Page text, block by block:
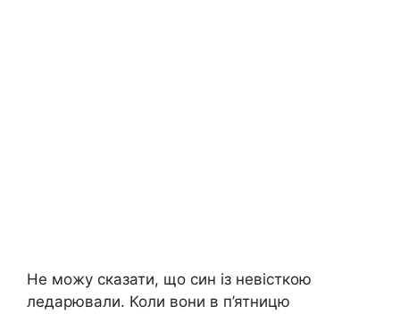
Не можу сказати, що син із невісткою
ледарювали. Коли вони в п’ятницю